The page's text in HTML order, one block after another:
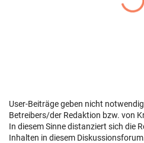
User-Beiträge geben nicht
Betreibers/der Redaktion bzw. von
In diesem Sinne distanziert sich die
Inhalten in diesem